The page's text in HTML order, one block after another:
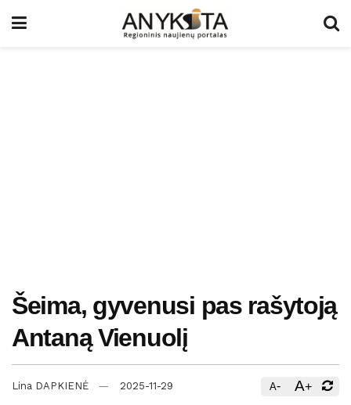
Šeima, gyvenusi pas rašytoją
Antaną Vienuolį
Lina DAPKIENĖ 2025-11-29 A- A+